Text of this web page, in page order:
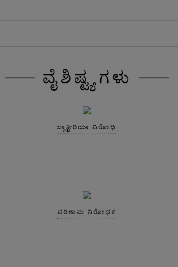
ವೈಶಿಷ್ಟ್ಯಗಳು
ಬ್ಯಾಕ್ಟೀರಿಯಾ ವಿರೋಧಿ
ಪರಿಣಾಮ ನಿರೋಧಕ